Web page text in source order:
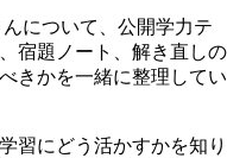
について、公開学力テ
宿題ノート、解き直しの
きかを一緒に整理してい
習にどう活かすかを知り